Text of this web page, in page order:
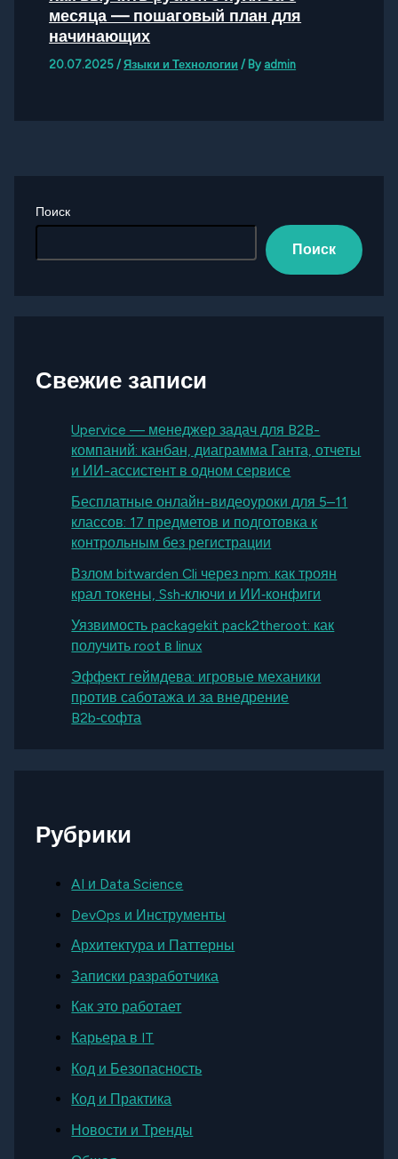
месяца — пошаговый план для
начинающих
20.07.2025 /Языки и Технологии / By admin
Поиск
Поиск
Свежие записи
Upervice — менеджер задач для B2B-
компаний: канбан, диаграмма Ганта, отчеты
и ИИ-ассистент в одном сервисе
Бесплатные онлайн-видеоуроки для 5–11
классов: 17 предметов и подготовка к
контрольным без регистрации
Взлом bitwarden Cli через npm: как троян
крал токены, Ssh‑ключи и ИИ‑конфиги
Уязвимость packagekit pack2theroot: как
получить root в linux
Эффект геймдева: игровые механики
против саботажа и за внедрение
B2b‑софта
Рубрики
AI и Data Science
DevOps и Инструменты
Архитектура и Паттерны
Записки разработчика
Как это работает
Карьера в IT
Код и Безопасность
Код и Практика
Новости и Тренды